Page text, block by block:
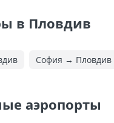
в Пловдив
София → Пловдив
аэропорты